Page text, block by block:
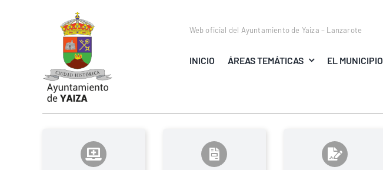
Web oficial del Ayuntamiento de Yaiza – Lanzarote
INICIO ÁREAS TEMÁTICAS EL MUNICIPIO